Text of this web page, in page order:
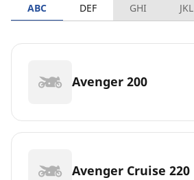
ABC DEF GHI JKL
Avenger 200
Avenger Cruise 220